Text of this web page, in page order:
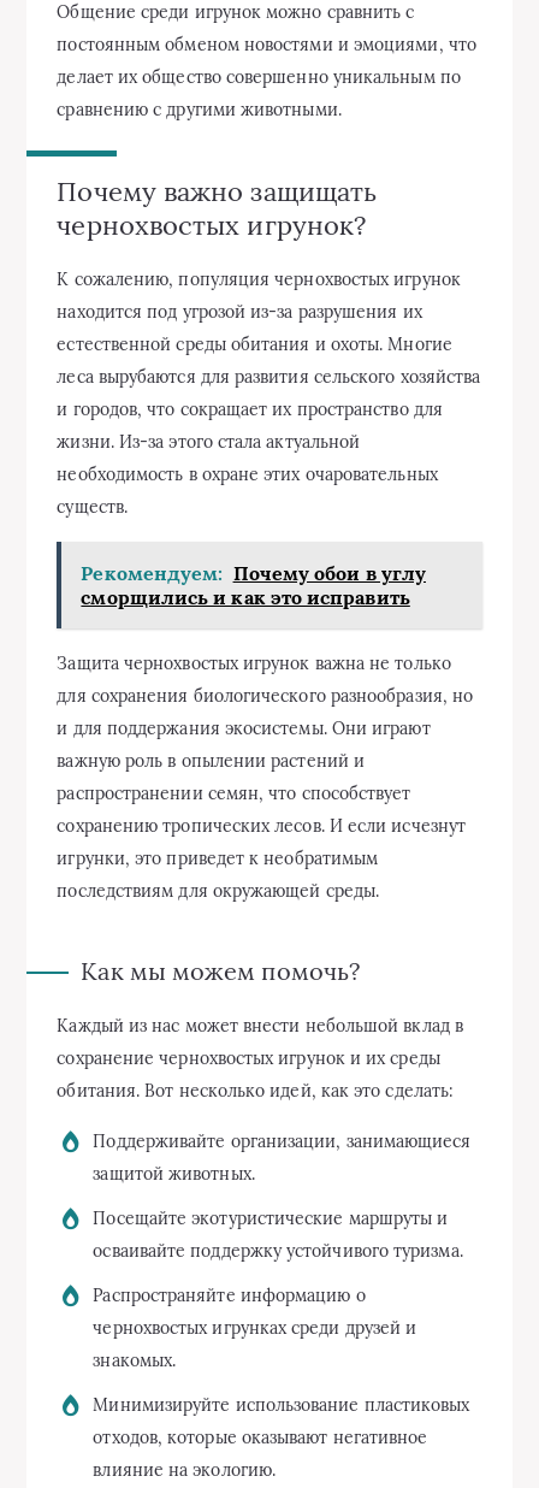
Общение среди игрунок можно сравнить с
постоянным обменом новостями и эмоциями, что
делает их общество совершенно уникальным по
сравнению с другими животными.
Почему важно защищать
чернохвостых игрунок?
К сожалению, популяция чернохвостых игрунок
находится под угрозой из-за разрушения их
естественной среды обитания и охоты. Многие
леса вырубаются для развития сельского хозяйства
и городов, что сокращает их пространство для
жизни. Из-за этого стала актуальной
необходимость в охране этих очаровательных
существ.
Рекомендуем: Почему обои в углу
сморщились и как это исправить
Защита чернохвостых игрунок важна не только
для сохранения биологического разнообразия, но
и для поддержания экосистемы. Они играют
важную роль в опылении растений и
распространении семян, что способствует
сохранению тропических лесов. И если исчезнут
игрунки, это приведет к необратимым
последствиям для окружающей среды.
Как мы можем помочь?
Каждый из нас может внести небольшой вклад в
сохранение чернохвостых игрунок и их среды
обитания. Вот несколько идей, как это сделать:
Поддерживайте организации, занимающиеся
защитой животных.
Посещайте экотуристические маршруты и
осваивайте поддержку устойчивого туризма.
Распространяйте информацию о
чернохвостых игрунках среди друзей и
знакомых.
Минимизируйте использование пластиковых
отходов, которые оказывают негативное
влияние на экологию.